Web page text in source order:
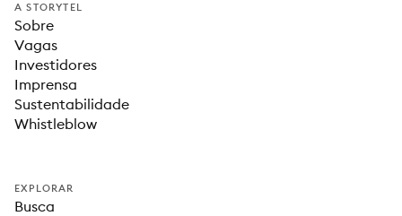
A STORYTEL
Sobre
Vagas
Investidores
Imprensa
Sustentabilidade
Whistleblow
EXPLORAR
Busca